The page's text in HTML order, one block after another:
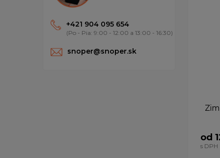
+421 904 095 654
(Po - Pia: 9:00 - 12:00 a 13:00 - 16:30)
snoper@snoper.sk
od
s DPH